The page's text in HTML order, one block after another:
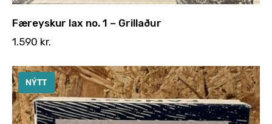
Færeyskur lax no. 1 – Grillaður
1.590 kr.
NÝTT